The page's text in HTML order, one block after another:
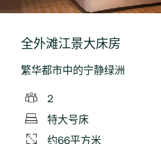
全外滩江景大床房
繁华都市中的宁静绿洲
2
特大号床
约66平方米